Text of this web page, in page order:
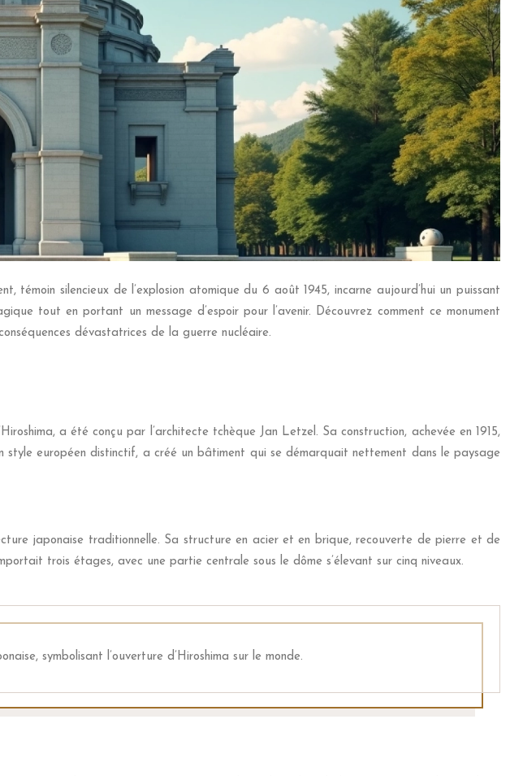
témoin silencieux de l’explosion atomique du 6 août 1945, incarne aujourd’hui un puissant
tout en portant un message d’espoir pour l’avenir. Découvrez comment ce monument
dévastatrices de la guerre nucléaire.
a été conçu par l’architecte tchèque Jan Letzel. Sa construction, achevée en 1915,
européen distinctif, a créé un bâtiment qui se démarquait nettement dans le paysage
japonaise traditionnelle. Sa structure en acier et en brique, recouverte de pierre et de
trois étages, avec une partie centrale sous le dôme s’élevant sur cinq niveaux.
symbolisant l’ouverture d’Hiroshima sur le monde.